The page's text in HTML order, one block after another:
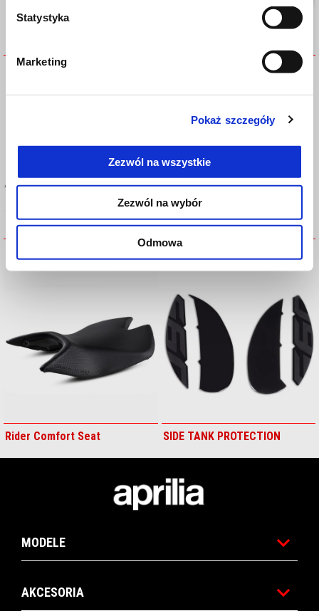
Statystyka
Marketing
Pokaż szczegóły
Zezwól na wszystkie
Zezwól na wybór
Odmowa
HIGH FLYSCREEN TUONO
Rider Comfort Seat SIDE TANK PROTECTION
MODELE
AKCESORIA